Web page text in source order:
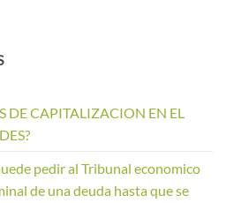
DE CAPITALIZACION EN EL
pedir al Tribunal economico
de una deuda hasta que se